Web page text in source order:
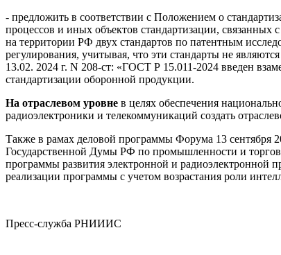
- предложить в соответствии с Положением о
процессов и иных объектов стандартизации,
на территории РФ двух стандартов по патентным
регулирования, учитывая, что эти стандарты не
13.02. 2024 г. N 208-ст: «ГОСТ Р 15.011-2024 введен
стандартизации оборонной продукции.
На отраслевом уровне в целях обеспечения
радиоэлектроники и телекоммуникаций создать
Также в рамах деловой программы Форума 13 сентября
Государственной Думы РФ по промышленности и
программы развития электронной и радиоэлектронной
реализации программы с учетом возрастания роли
Пресс-служба РНИИИС